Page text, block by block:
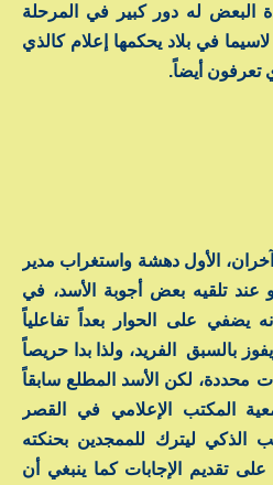
البعض له دور كبير في المرحلة
في بلاد يحكمها إعلام كالذي
تعرفون أيضاً.
الأول دهشة واستغراب مدير
عند تلقيه بعض أجوبة الأسد، في
على الحوار بعداً تفاعلياً
بالسبق الفريد، ولذا بدا حريصاً
محددة، لكن الأسد المطلع سابقاً
المكتب الإعلامي في القصر
الذكي ليترك للممجدين بحنكته
تقديم الإجابات كما ينبغي أن